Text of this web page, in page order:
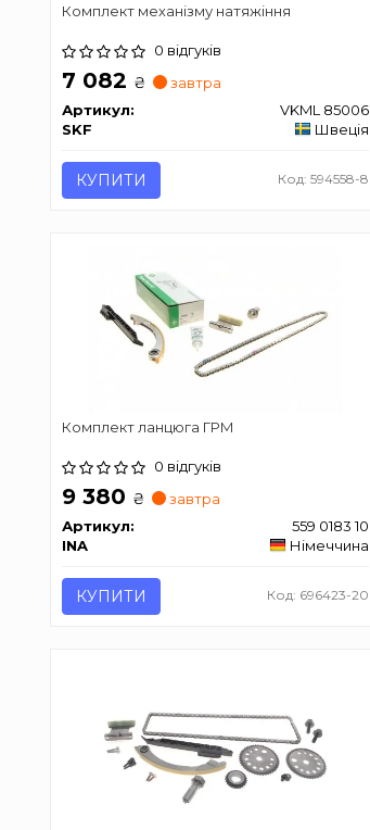
Комплект механізму натяжіння
0 відгуків
7 082 ₴
завтра
Артикул:
VKML 85006
SKF
Швеція
КУПИТИ Код: 594558-8
Комплект ланцюга ГРМ
0 відгуків
9 380 ₴
завтра
Артикул:
559 0183 10
INA
Німеччина
КУПИТИ Код: 696423-20